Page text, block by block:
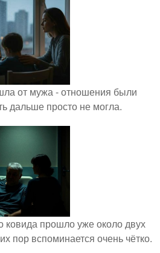
от мужа - отношения были
дальше просто не могла.
ковида прошло уже около двух
пор вспоминается очень чётко.